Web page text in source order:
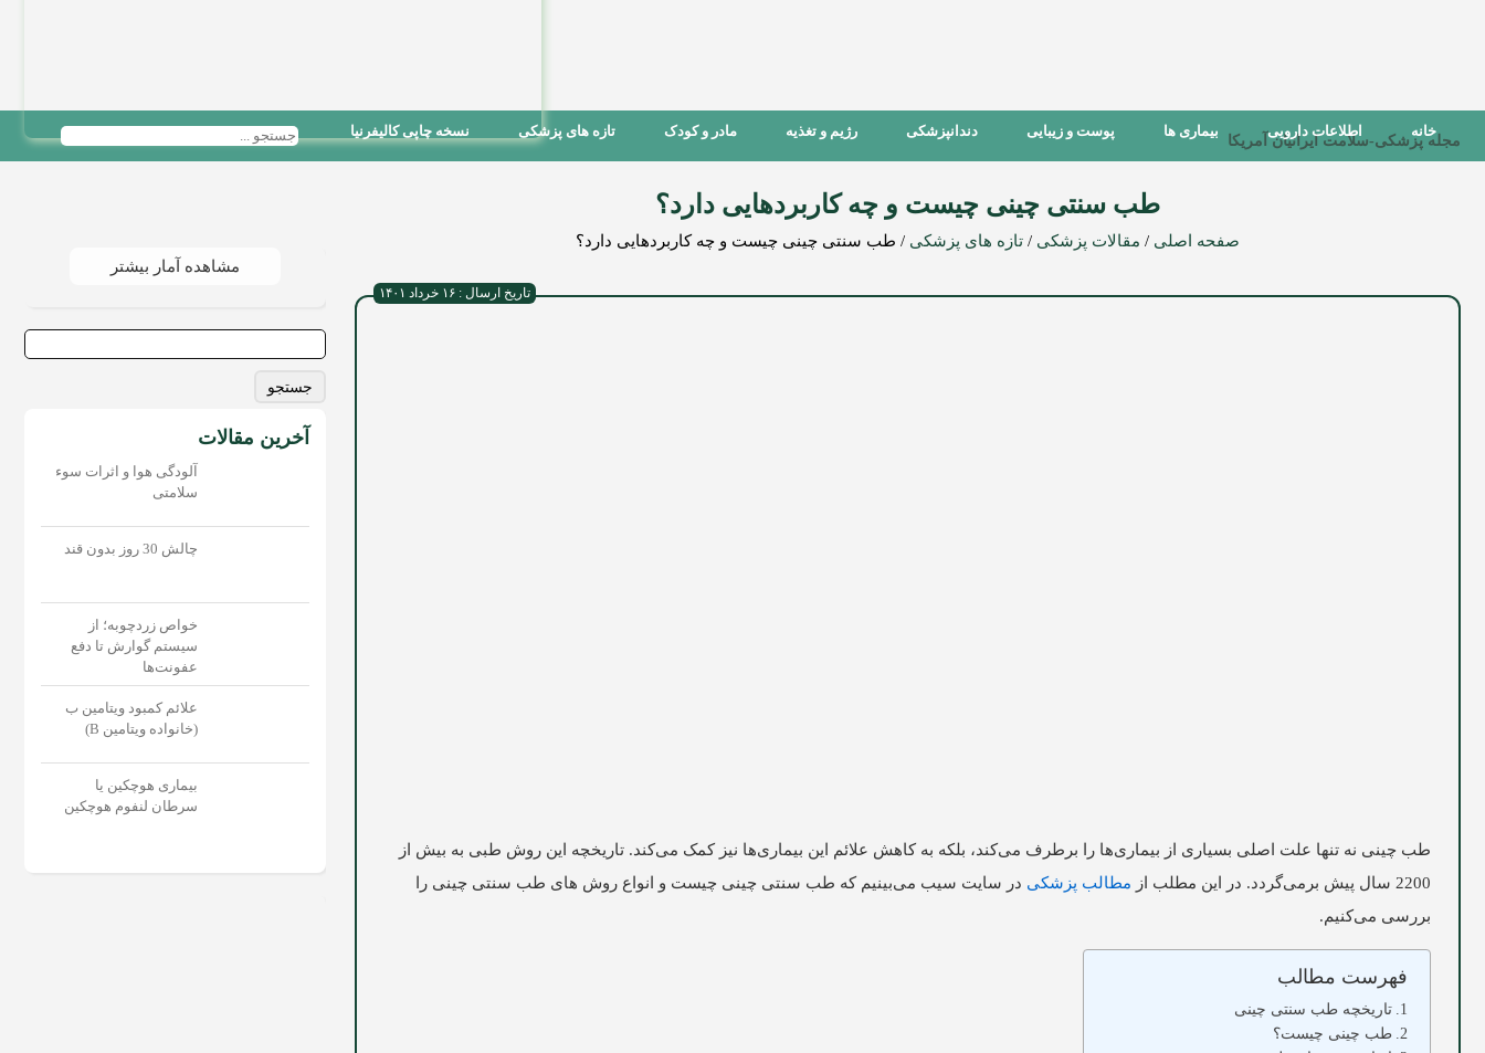
مجله پزشکی-سلامت ایرانیان آمریکا
خانه اطلاعات دارویی بیماری ها پوست و زیبایی دندانپزشکی رژیم و تغذیه مادر و کودک تازه های پزشکی نسخه چاپی کالیفرنیا
طب سنتی چینی چیست و چه کاربردهایی دارد؟
صفحه اصلی / مقالات پزشکی / تازه های پزشکی / طب سنتی چینی چیست و چه کاربردهایی دارد؟
تاریخ ارسال : ۱۶ خرداد ۱۴۰۱
طب چینی نه تنها علت اصلی بسیاری از بیماری‌ها را برطرف می‌کند، بلکه به کاهش علائم این بیماری‌ها نیز کمک می‌کند. تاریخچه این روش طبی به بیش از
2200 سال پیش برمی‌گردد. در این مطلب از
مطالب پزشکی در سایت سیب می‌بینیم که طب سنتی چینی چیست و انواع روش ‌های طب سنتی چینی را
بررسی می‌کنیم.
فهرست مطالب
تاریخچه طب سنتی چینی
طب چینی چیست؟
مشاهده آمار بیشتر
جستجو
برای:
آخرین مقالات
آلودگی هوا و اثرات سوء
سلامتی
چالش 30 روز بدون قند
خواص زردچوبه؛ از
سیستم گوارش تا دفع
عفونت‌‌ها
علائم کمبود ویتامین ب
(خانواده ویتامین B)
بیماری هوچکین یا
سرطان لنفوم هوچکین